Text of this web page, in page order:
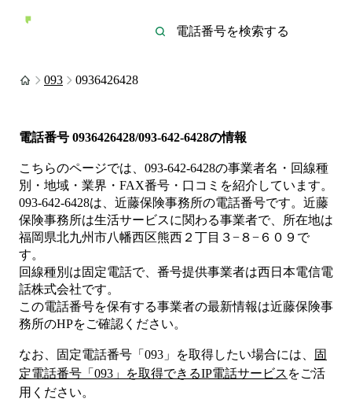
093 0936426428
電話番号 0936426428/093-642-6428の情報
こちらのページでは、 093-642-6428の事業者名・回線種
別・地域・業界・FAX番号・口コミを紹介しています。
093-642-6428は、 近藤保険事務所の電話番号です。 近藤
保険事務所は生活サービスに関わる事業者で、所在地は
福岡県北九州市八幡西区熊西２丁目３−８−６０９ で
す。
回線種別は固定電話で、番号提供事業者は西日本電信電
話株式会社です。
この電話番号を保有する事業者の最新情報は近藤保険事
務所のHPをご確認ください。
なお、固定電話番号「 093 」を取得したい場合には、
固
定電話番号「 093 」を取得できるIP電話サービス をご活
用ください。